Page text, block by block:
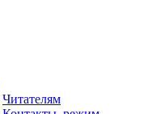
Читателям